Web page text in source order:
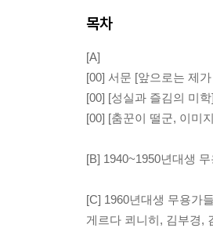
목차
[A]
[00] 서문 [앞으로는 제
[00] [성실과 즐김의 미
[00] [춤꾼이 떨군, 이미
[B] 1940~1950년대생
[C] 1960년대생 무용가
게르다 쾨니히, 김부경,